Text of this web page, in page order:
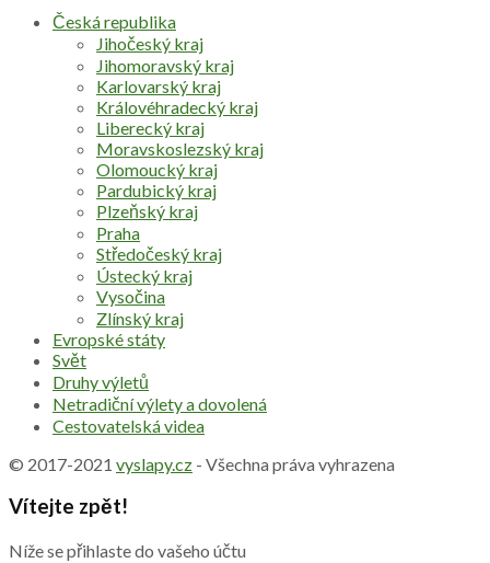
Česká republika
Jihočeský kraj
Jihomoravský kraj
Karlovarský kraj
Královéhradecký kraj
Liberecký kraj
Moravskoslezský kraj
Olomoucký kraj
Pardubický kraj
Plzeňský kraj
Praha
Středočeský kraj
Ústecký kraj
Vysočina
Zlínský kraj
Evropské státy
Svět
Druhy výletů
Netradiční výlety a dovolená
Cestovatelská videa
© 2017-2021 vyslapy.cz - Všechna práva vyhrazena
Vítejte zpět!
Níže se přihlaste do vašeho účtu